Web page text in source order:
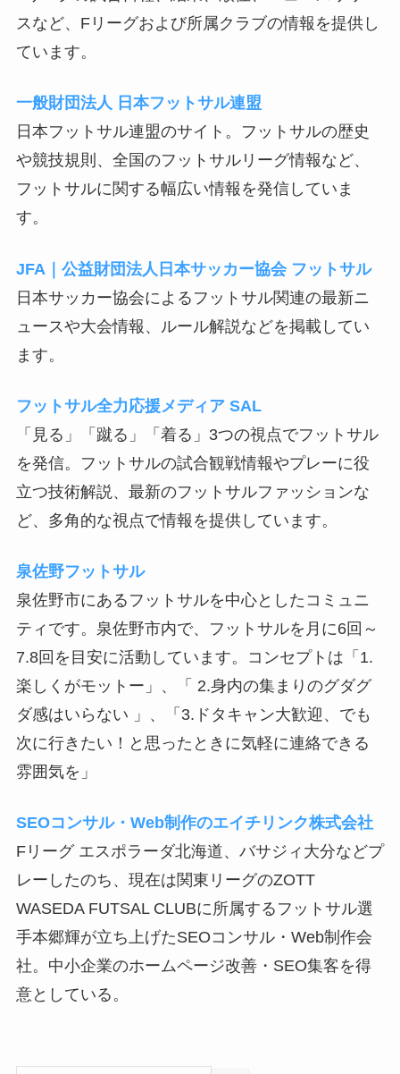
スなど、Fリーグおよび所属クラブの情報を提供し
ています。
一般財団法人 日本フットサル連盟
日本フットサル連盟のサイト。フットサルの歴史
や競技規則、全国のフットサルリーグ情報など、
フットサルに関する幅広い情報を発信していま
す。
JFA｜公益財団法人日本サッカー協会 フットサル
日本サッカー協会によるフットサル関連の最新ニ
ュースや大会情報、ルール解説などを掲載してい
ます。
フットサル全力応援メディア SAL
「見る」「蹴る」「着る」3つの視点でフットサル
を発信。フットサルの試合観戦情報やプレーに役
立つ技術解説、最新のフットサルファッションな
ど、多角的な視点で情報を提供しています。
泉佐野フットサル
泉佐野市にあるフットサルを中心としたコミュニ
ティです。泉佐野市内で、フットサルを月に6回～
7.8回を目安に活動しています。コンセプトは「1.
楽しくがモットー」、「 2.身内の集まりのグダグ
ダ感はいらない 」、「3.ドタキャン大歓迎、でも
次に行きたい！と思ったときに気軽に連絡できる
雰囲気を」
SEOコンサル・Web制作のエイチリンク株式会社
Fリーグ エスポラーダ北海道、バサジィ大分などプ
レーしたのち、現在は関東リーグのZOTT
WASEDA FUTSAL CLUBに所属するフットサル選
手本郷輝が立ち上げたSEOコンサル・Web制作会
社。中小企業のホームページ改善・SEO集客を得
意としている。